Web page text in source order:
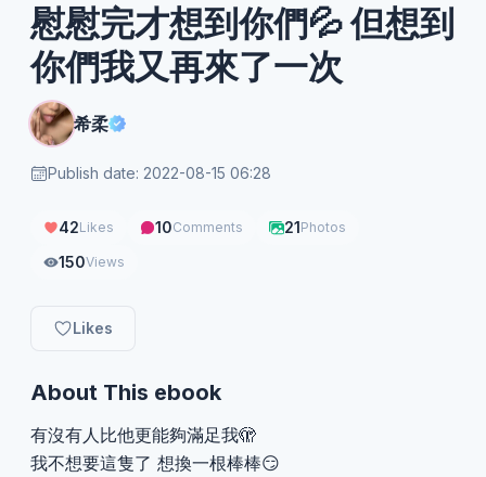
慰慰完才想到你們💦 但想到
你們我又再來了一次
希柔
Publish date: 2022-08-15 06:28
42Likes 10Comments 21Photos
150Views
Likes
About This ebook
有沒有人比他更能夠滿足我🫣
我不想要這隻了 想換一根棒棒😏